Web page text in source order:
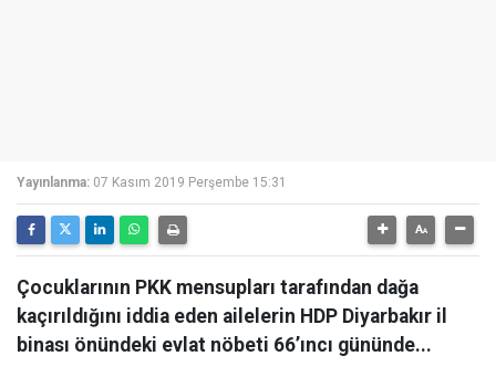
Yayınlanma: 07 Kasım 2019 Perşembe 15:31
Çocuklarının PKK mensupları tarafından dağa
kaçırıldığını iddia eden ailelerin HDP Diyarbakır il
binası önündeki evlat nöbeti 66’ıncı gününde...